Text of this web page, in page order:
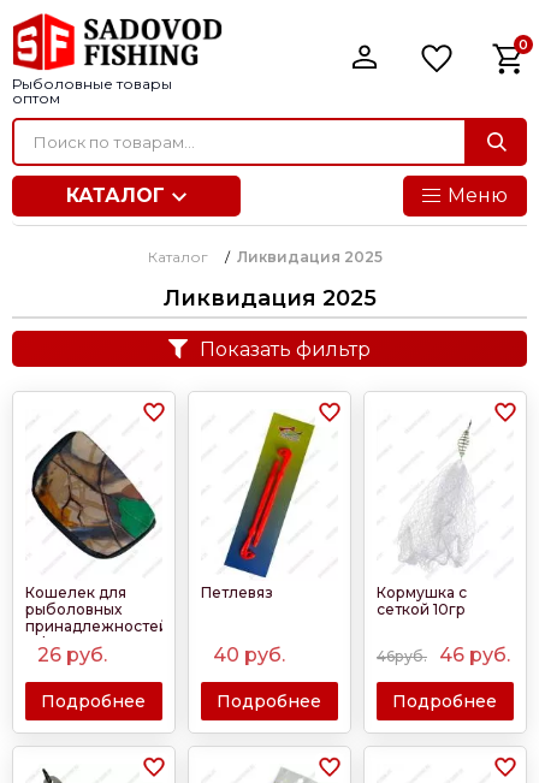
Рыболовные товары
оптом
0
КАТАЛОГ Меню
Каталог / Ликвидация 2025
Ликвидация 2025
Показать фильтр
Кошелек для
рыболовных
принадлежностей
Sale 2025
26 руб.
Подробнее
Петлевяз
40 руб.
Подробнее
Кормушка с
сеткой 10гр
46руб. 46 руб.
Подробнее